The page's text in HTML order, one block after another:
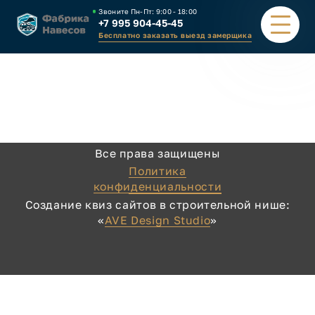
Звоните Пн-Пт: 9:00 - 18:00
+7 995 904-45-45
Бесплатно заказать выезд замерщика
КАЛЬКУЛЯТОР
КАК ЗАКАЗАТЬ
Все права защищены
Политика
конфиденциальности
Создание квиз сайтов в строительной нише:
«AVE Design Studio»